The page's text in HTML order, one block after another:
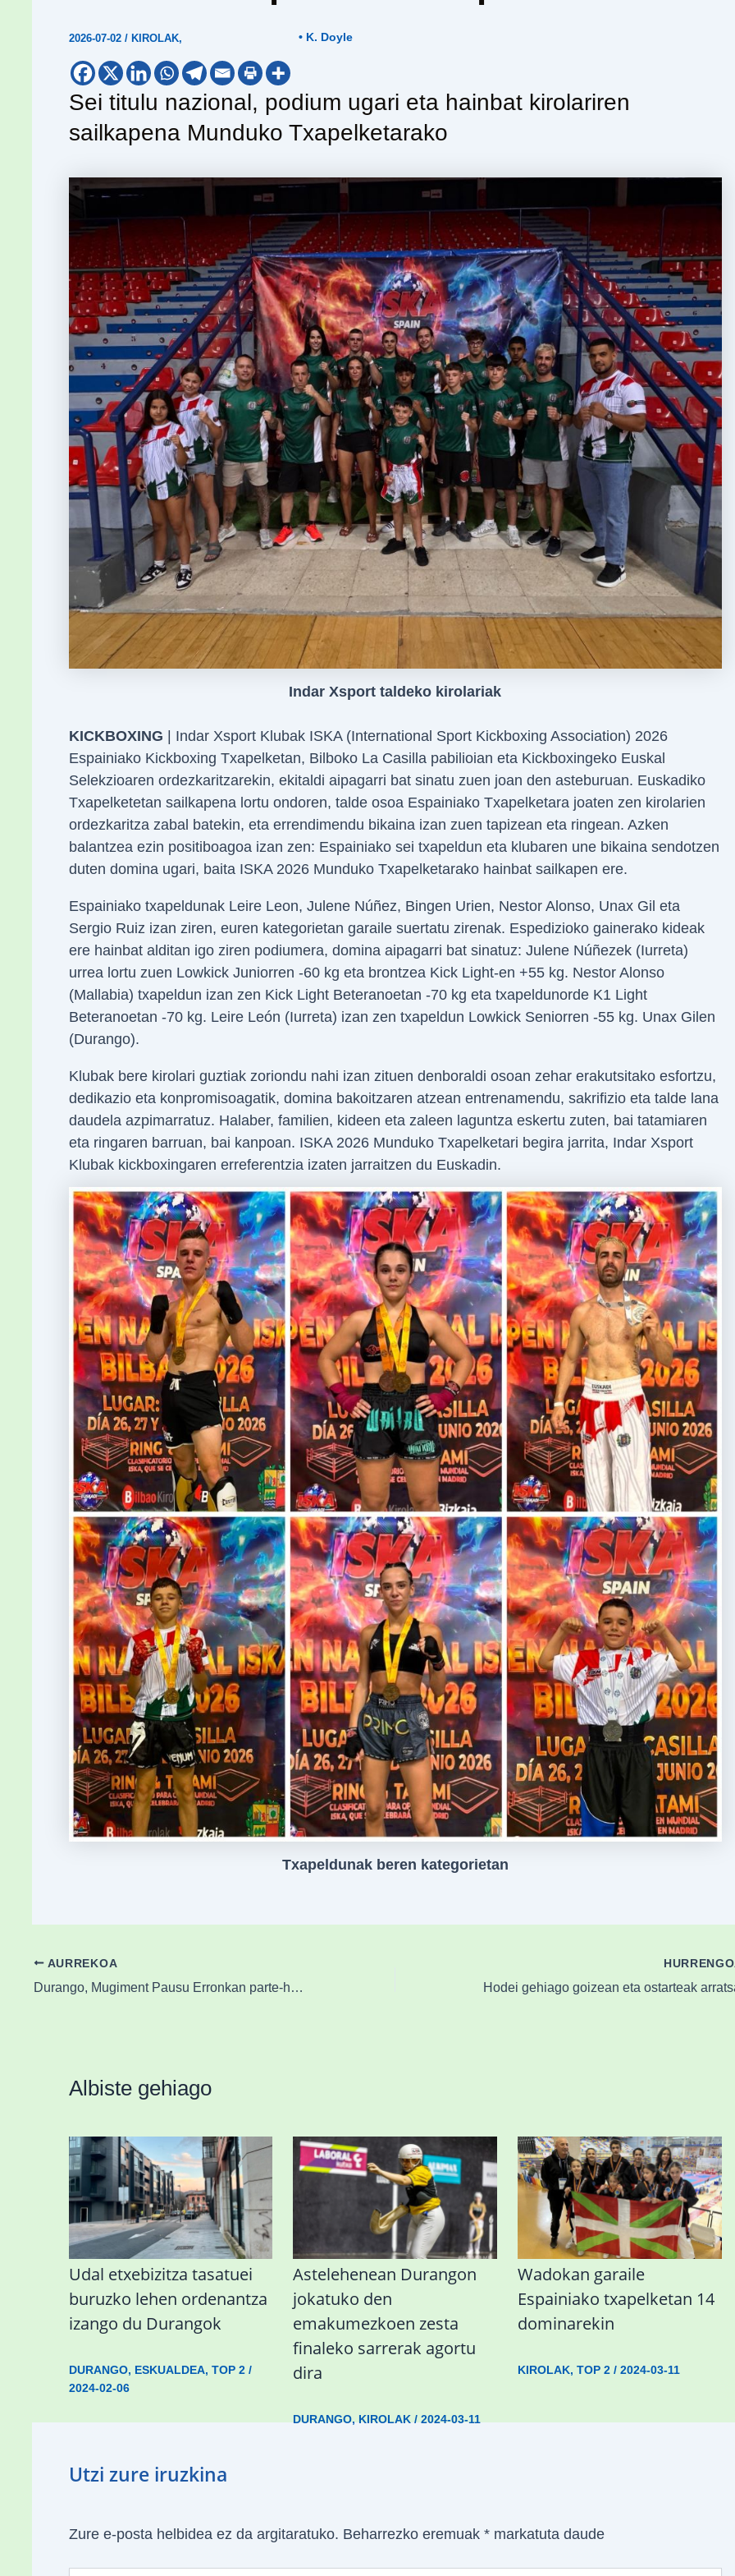
2026-07-02 / KIROLAK, • K. Doyle
Sei titulu nazional, podium ugari eta hainbat kirolariren
sailkapena Munduko Txapelketarako
Indar Xsport taldeko kirolariak
KICKBOXING | Indar Xsport Klubak ISKA (International Sport Kickboxing Association) 2026
Espainiako Kickboxing Txapelketan, Bilboko La Casilla pabilioian eta Kickboxingeko Euskal
Selekzioaren ordezkaritzarekin, ekitaldi aipagarri bat sinatu zuen joan den asteburuan. Euskadiko
Txapelketetan sailkapena lortu ondoren, talde osoa Espainiako Txapelketara joaten zen kirolarien
ordezkaritza zabal batekin, eta errendimendu bikaina izan zuen tapizean eta ringean. Azken
balantzea ezin positiboagoa izan zen: Espainiako sei txapeldun eta klubaren une bikaina sendotzen
duten domina ugari, baita ISKA 2026 Munduko Txapelketarako hainbat sailkapen ere.
Espainiako txapeldunak Leire Leon, Julene Núñez, Bingen Urien, Nestor Alonso, Unax Gil eta
Sergio Ruiz izan ziren, euren kategorietan garaile suertatu zirenak. Espedizioko gainerako kideak
ere hainbat alditan igo ziren podiumera, domina aipagarri bat sinatuz: Julene Núñezek (Iurreta)
urrea lortu zuen Lowkick Juniorren -60 kg eta brontzea Kick Light-en +55 kg. Nestor Alonso
(Mallabia) txapeldun izan zen Kick Light Beteranoetan -70 kg eta txapeldunorde K1 Light
Beteranoetan -70 kg. Leire León (Iurreta) izan zen txapeldun Lowkick Seniorren -55 kg. Unax Gilen
(Durango).
Klubak bere kirolari guztiak zoriondu nahi izan zituen denboraldi osoan zehar erakutsitako esfortzu,
dedikazio eta konpromisoagatik, domina bakoitzaren atzean entrenamendu, sakrifizio eta talde lana
daudela azpimarratuz. Halaber, familien, kideen eta zaleen laguntza eskertu zuten, bai tatamiaren
eta ringaren barruan, bai kanpoan. ISKA 2026 Munduko Txapelketari begira jarrita, Indar Xsport
Klubak kickboxingaren erreferentzia izaten jarraitzen du Euskadin.
Txapeldunak beren kategorietan
AURREKOA
Durango, Mugiment Pausu Erronkan parte-hartze handiena izan duen Euskadiko udalerria
Albiste gehiago
Udal etxebizitza tasatuei
buruzko lehen ordenantza
izango du Durangok
DURANGO, ESKUALDEA, TOP 2/
2024-02-06
Astelehenean Durangon
jokatuko den
emakumezkoen zesta
finaleko sarrerak agortu
dira
DURANGO, KIROLAK /2024-03-11
Wadokan garaile
Espainiako txapelketan 14
dominarekin
KIROLAK,TOP 2 /2024-03-11
Utzi zure iruzkina
Zure e-posta helbidea ez da argitaratuko. Beharrezko eremuak *markatuta daude